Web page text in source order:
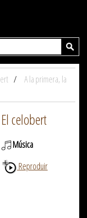
A la primera, la
El celobert
Música
Reproduir